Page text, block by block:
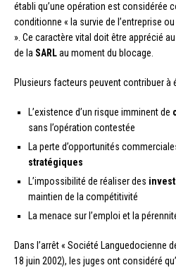
établi qu’une opération est considérée
conditionne « la survie de l’entreprise
». Ce caractère vital doit être apprécié
de la SARLau moment du blocage.
Plusieurs facteurs peuvent contribuer à
L’existence d’un risque imminent de
sans l’opération contestée
La perte d’opportunités
stratégiques
L’impossibilité de réaliser des
maintien de la compétitivité
La menace sur l’emploi et la
Dans l’arrêt « Société Languedocienne
18 juin 2002), les juges ont considéré